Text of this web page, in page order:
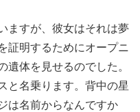
ますが、彼女はそれは夢
証明するためにオープニ
遺体を見せるのでした。
と名乗ります。背中の星
は名前からなんですか